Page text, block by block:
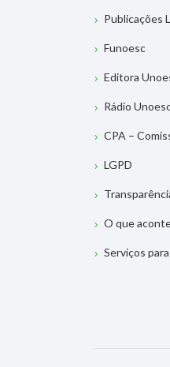
Publicações
Funoesc
Editora
Rádio
CPA –
LGPD
O que
Serviços